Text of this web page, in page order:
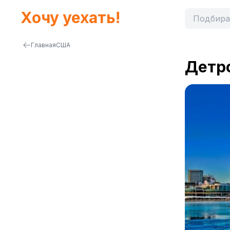
Хочу уехать!
ГлавнаяСША